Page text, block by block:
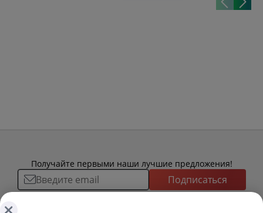
Получайте первыми наши лучшие предложения!
Подписаться